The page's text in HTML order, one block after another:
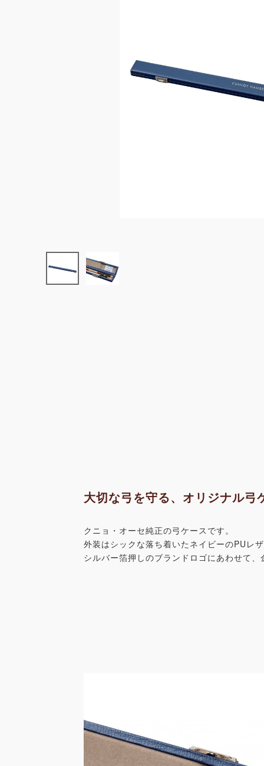
大切な弓を守る、オリジナル弓
クニョ・オーセ純正の弓ケースです。
外装はシックな落ち着いたネイビーのPUレ
シルバー箔押しのブランドロゴにあわせて